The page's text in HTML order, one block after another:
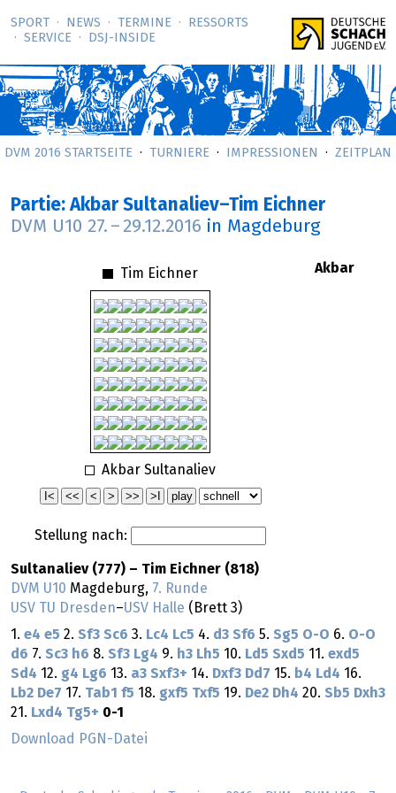
SPORT NEWS TERMINE
RESSORTS
SERVICE
DSJ-­INSIDE
DVM 2016 STARTSEITE TURNIERE IMPRESSIONEN ZEITPLAN
Partie: Akbar Sultanaliev–Tim Eichner
DVM U10 27. – 29.12.2016 in Magdeburg
Tim Eichner
Akbar Sultanaliev
Stellung nach:
Akbar
Sultanaliev (777) – Tim Eichner (818)
DVM U10 Magdeburg, 7. Runde
USV TU Dresden–USV Halle (Brett 3)
1. e4 e5 2. Sf3 Sc6 3. Lc4 Lc5 4. d3 Sf6 5. Sg5 O-O 6. O-O
d6 7. Sc3 h6 8. Sf3 Lg4 9. h3 Lh5 10. Ld5 Sxd5 11. exd5
Sd4 12. g4 Lg6 13. a3 Sxf3+ 14. Dxf3 Dd7 15. b4 Ld4 16.
Lb2 De7 17. Tab1 f5 18. gxf5 Txf5 19. De2 Dh4 20. Sb5 Dxh3
21. Lxd4 Tg5+ 0-1
Download PGN-Datei